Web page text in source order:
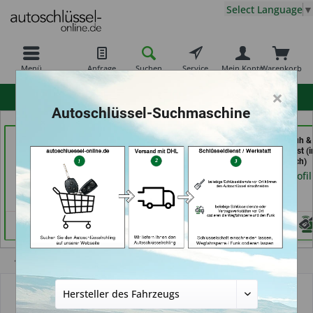
Menü Anfrage Suchen Service Warenkorb
Mein Konto
Select Language ▼
Zimmermann (in
Würzburg)
Händlerprofil
Secura Tec GmbH & Co.
KG (in Floß)
Händlerprofil
Demuro Schuh &
Schlüsseldienst
Grevenbroich)
Händlerprofil
×
Autoschlüssel-Suchmaschine